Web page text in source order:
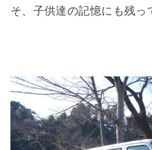
そ、子供達の記憶にも残っ